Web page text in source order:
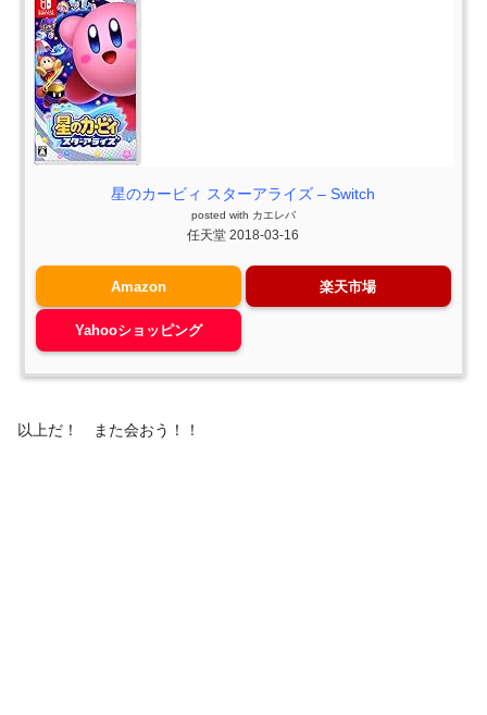
星のカービィ スターアライズ – Switch
posted with カエレバ
任天堂 2018-03-16
Amazon 楽天市場
Yahooショッピング
以上だ！ また会おう！！